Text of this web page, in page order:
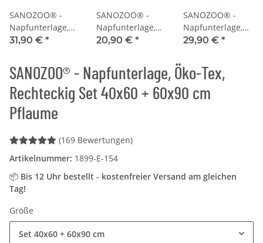
SANOZOO® -
Napfunterlage,
Öko-Tex, Rund
31,90 € *
SANOZOO® -
Napfunterlage,
Öko-Tex,
cm Pflaume
20,90 € *
SANOZOO® -
Napfunterlage,
Öko-Tex,
cm Pflaume
29,90 € *
SANOZOO® - Napfunterlage, Öko-Tex,
Rechteckig Set 40x60 + 60x90 cm
Pflaume
(169 Bewertungen)
Artikelnummer: 1899-E-154
📦 Bis 12 Uhr bestellt - kostenfreier Versand am gleichen
Tag!
Größe
Set 40x60 + 60x90 cm